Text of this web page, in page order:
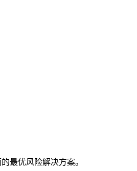
最优风险解决方案。